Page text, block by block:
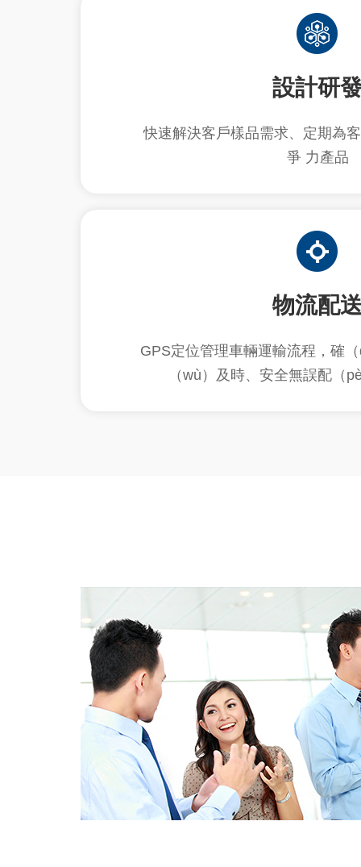
設計研
快速解決客戶樣品需求、定期為
爭 力產品
物流配
GPS定位管理車輛運輸流程，確
（wù）及時、安全無誤配（